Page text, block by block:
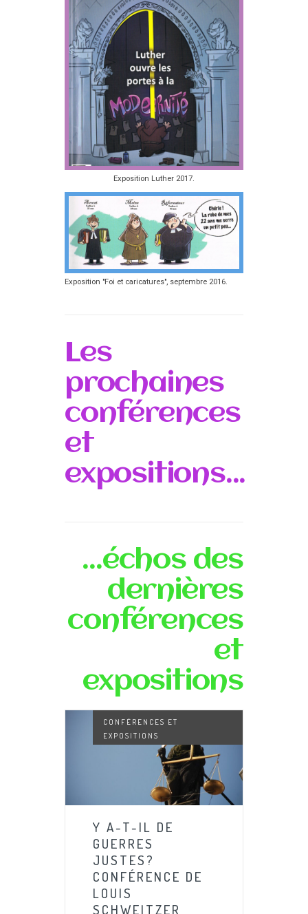
Exposition Luther 2017.
Exposition "Foi et caricatures", septembre 2016.
Les
prochaines
conférences
et
expositions...
...échos des
dernières
conférences
et
expositions
CONFÉRENCES ET
EXPOSITIONS
Y A-T-IL DE
GUERRES
JUSTES?
CONFÉRENCE DE
LOUIS
SCHWEITZER